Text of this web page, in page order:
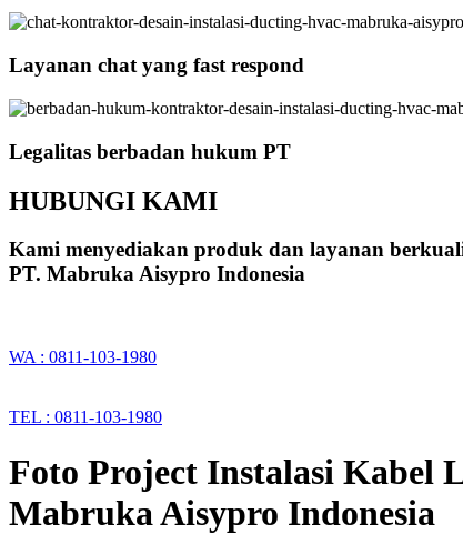
Layanan chat yang fast respond
Legalitas berbadan hukum PT
HUBUNGI KAMI
Kami menyediakan produk dan layanan
PT. Mabruka Aisypro Indonesia
WA : 0811-103-1980
TEL : 0811-103-1980
Foto Project Instalasi Kabel
Mabruka Aisypro Indonesia